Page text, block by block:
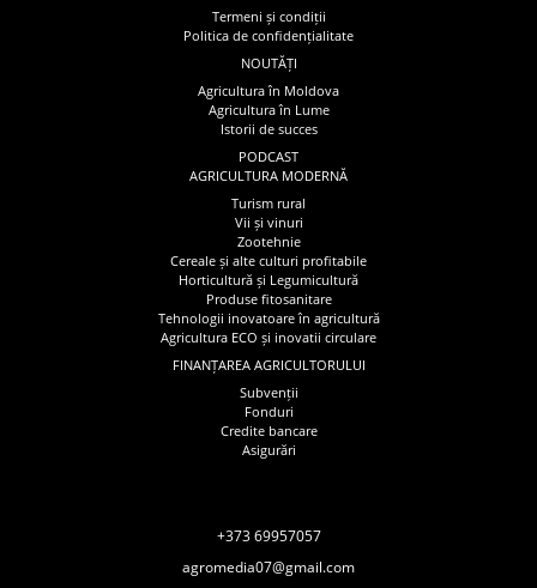
Termeni și condiții
Politica de confidențialitate
NOUTĂȚI
Agricultura în Moldova
Agricultura în Lume
Istorii de succes
PODCAST
AGRICULTURA MODERNĂ
Turism rural
Vii și vinuri
Zootehnie
Cereale și alte culturi profitabile
Horticultură și Legumicultură
Produse fitosanitare
Tehnologii inovatoare în agricultură
Agricultura ECO și inovatii circulare
FINANȚAREA AGRICULTORULUI
Subvenții
Fonduri
Credite bancare
Asigurări
+373 69957057
agromedia07@gmail.com